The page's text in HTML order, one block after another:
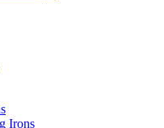
Irons